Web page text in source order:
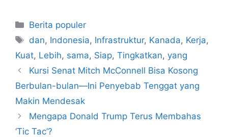
Kategori
Berita populer
Tag
dan, Indonesia, Infrastruktur, Kanada, Kerja,
Kuat, Lebih, sama, Siap, Tingkatkan, yang
Kursi Senat Mitch McConnell Bisa Kosong
Berbulan-bulan—Ini Penyebab Tenggat yang
Makin Mendesak
Mengapa Donald Trump Terus Membahas
‘Tic Tac’?